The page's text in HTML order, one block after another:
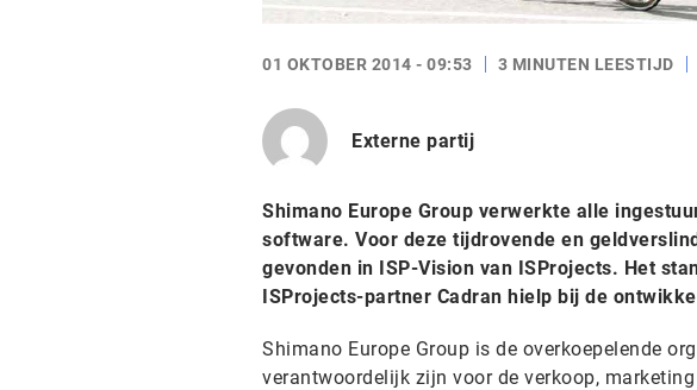
01 OKTOBER 2014 - 09:53 3 MINUTEN LEESTIJD
Externe partij
Shimano Europe Group verwerkte alle
software. Voor deze tijdrovende en
gevonden in ISP-Vision van ISProjects. Het
ISProjects-partner Cadran hielp bij de
Shimano Europe Group is de overkoepelende
verantwoordelijk zijn voor de verkoop,